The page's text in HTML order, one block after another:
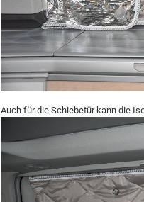
Auch für die Schiebetür kann die